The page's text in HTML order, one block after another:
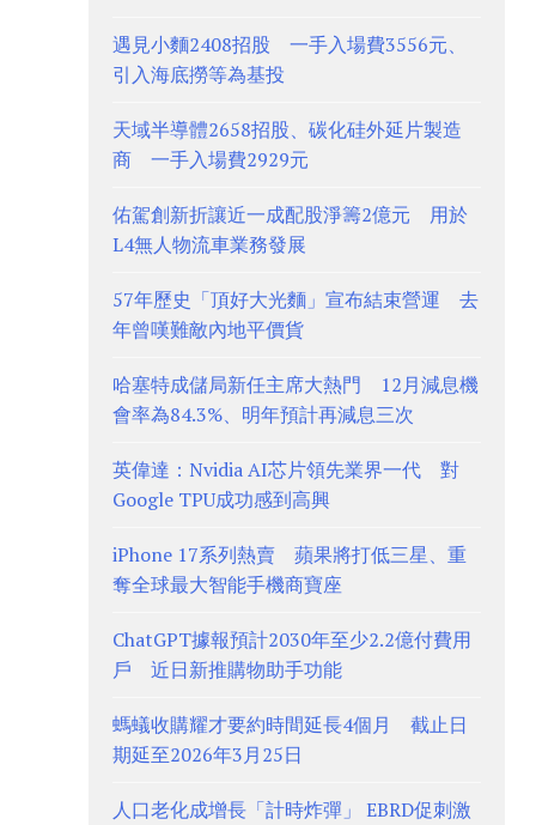
遇見小麵2408招股 一手入場費3556元、
引入海底撈等為基投
天域半導體2658招股、碳化硅外延片製造
商 一手入場費2929元
佑駕創新折讓近一成配股淨籌2億元 用於
L4無人物流車業務發展
57年歷史「頂好大光麵」宣布結束營運 去
年曾嘆難敵內地平價貨
哈塞特成儲局新任主席大熱門 12月減息機
會率為84.3%、明年預計再減息三次
英偉達：Nvidia AI芯片領先業界一代 對
Google TPU成功感到高興
iPhone 17系列熱賣 蘋果將打低三星、重
奪全球最大智能手機商寶座
ChatGPT據報預計2030年至少2.2億付費用
戶 近日新推購物助手功能
螞蟻收購耀才要約時間延長4個月 截止日
期延至2026年3月25日
人口老化成增長「計時炸彈」 EBRD促刺激